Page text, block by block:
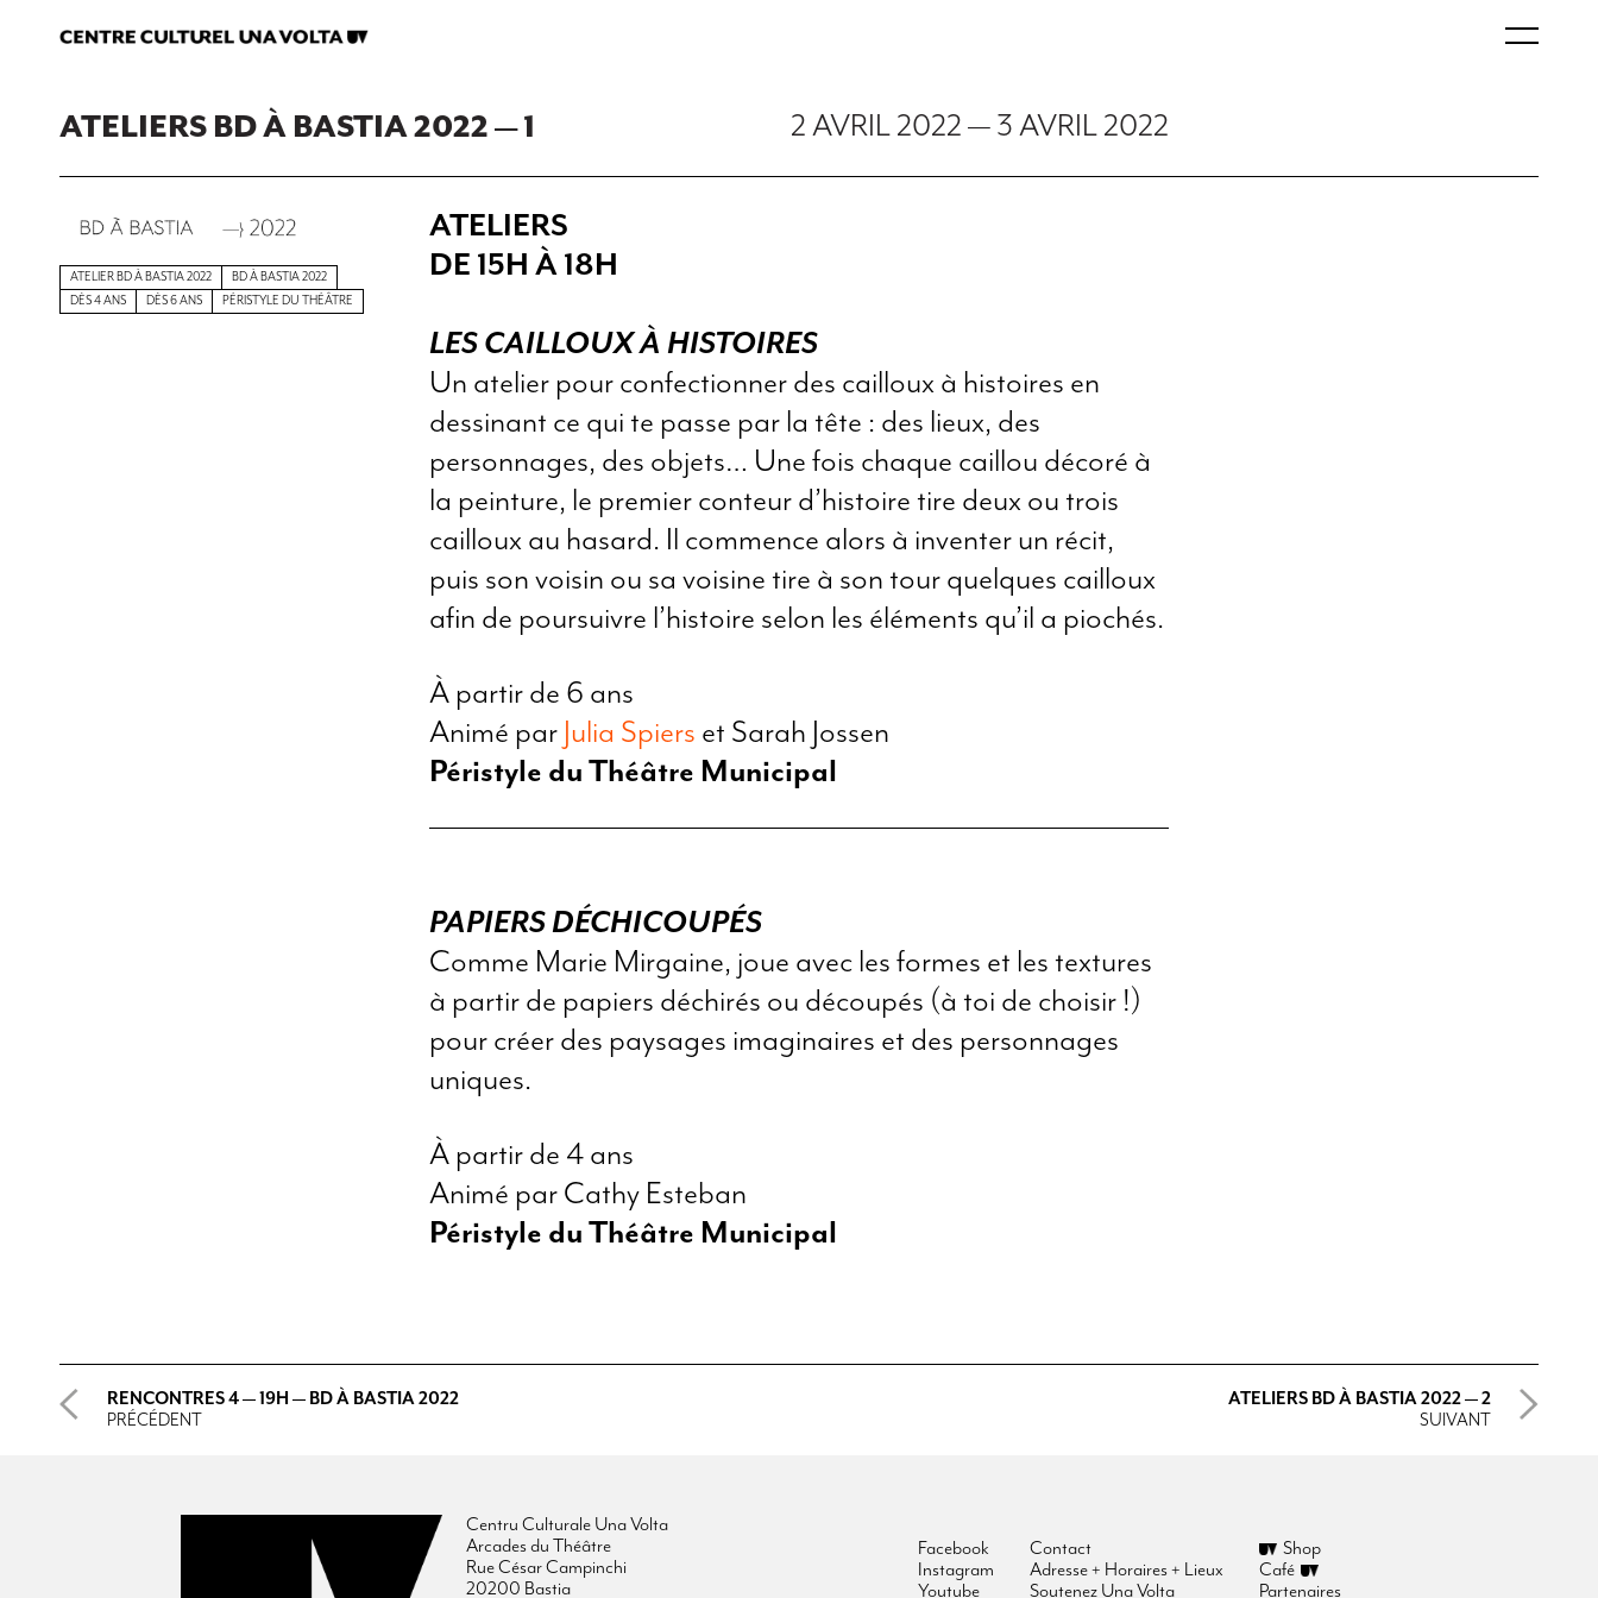
ATELIERS BD À BASTIA 2022 — 1 2 AVRIL 2022—3 AVRIL 2022
ATELIER BD À BASTIA 2022
BD À BASTIA 2022
DÈS 4 ANS
DÈS 6 ANS PÉRISTYLE DU THÉÂTRE
ATELIERS
DE 15H À 18H
LES CAILLOUX À HISTOIRES
Un atelier pour confectionner des cailloux à histoires en
dessinant ce qui te passe par la tête : des lieux, des
personnages, des objets… Une fois chaque caillou décoré à
la peinture, le premier conteur d’histoire tire deux ou trois
cailloux au hasard. Il commence alors à inventer un récit,
puis son voisin ou sa voisine tire à son tour quelques cailloux
afin de poursuivre l’histoire selon les éléments qu’il a piochés.
À partir de 6 ans
Animé par Julia Spiers et Sarah Jossen
Péristyle du Théâtre Municipal
PAPIERS DÉCHICOUPÉS
Comme Marie Mirgaine, joue avec les formes et les textures
à partir de papiers déchirés ou découpés (à toi de choisir !)
pour créer des paysages imaginaires et des personnages
uniques.
À partir de 4 ans
Animé par Cathy Esteban
Péristyle du Théâtre Municipal
RENCONTRES 4 — 19H — BD À BASTIA 2022
PRÉCÉDENT
ATELIERS BD À BASTIA 2022 — 2
SUIVANT
Centru Culturale Una Volta
Arcades du Théâtre
Rue César Campinchi
20200 Bastia
Facebook
Instagram
Youtube
Contact
Adresse + Horaires + Lieux
Soutenez Una Volta
Shop
Café
Partenaires